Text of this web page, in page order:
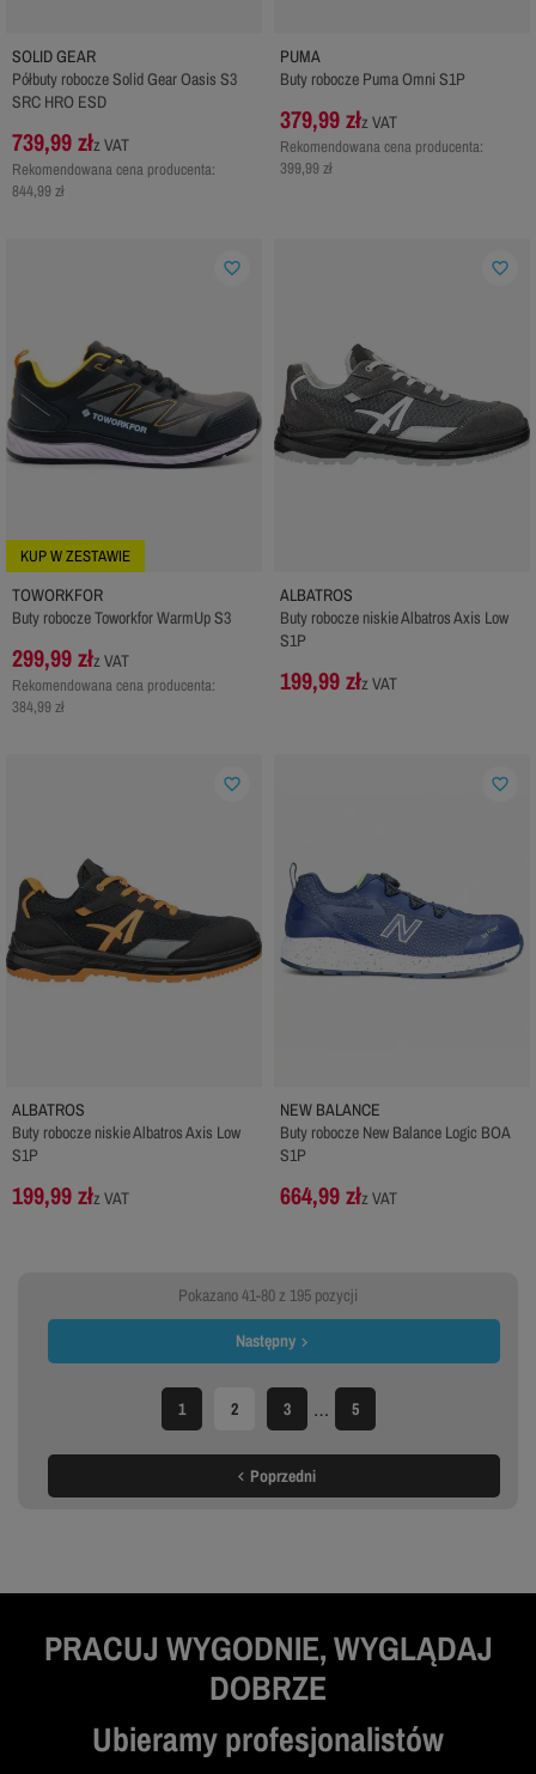
SOLID GEAR
Półbuty robocze Solid Gear Oasis S3
SRC HRO ESD
739,99 złz VAT
Rekomendowana cena producenta:
844,99 zł
PUMA
Buty robocze Puma Omni S1P
379,99 złz VAT
Rekomendowana cena producenta:
399,99 zł
KUP W ZESTAWIE
TOWORKFOR
Buty robocze Toworkfor WarmUp S3
299,99 złz VAT
Rekomendowana cena producenta:
384,99 zł
favorite_border
ALBATROS
Buty robocze niskie Albatros Axis Low
S1P
199,99 złz VAT
favorite_border
ALBATROS
Buty robocze niskie Albatros Axis Low
S1P
199,99 złz VAT
favorite_border
NEW BALANCE
Buty robocze New Balance Logic BOA
S1P
664,99 złz VAT
favorite_border
Pokazano 41-80 z 195 pozycji
 Poprzedni
1 2 3 … 5
Następny
PRACUJ WYGODNIE, WYGLĄDAJ
DOBRZE
Ubieramy profesjonalistów